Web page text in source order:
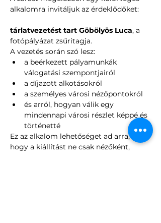
alkalomra invitáljuk az érdeklődőket:
tárlatvezetést tart Göbölyös Luca, a
fotópályázat zsűritagja.
A vezetés során szó lesz:
a beérkezett pályamunkák
válogatási szempontjairól
a díjazott alkotásokról
a személyes városi nézőpontokról
és arról, hogyan válik egy
mindennapi városi részlet képpé és
történetté
Ez az alkalom lehetőséget ad arra,
hogy a kiállítást ne csak nézőként,